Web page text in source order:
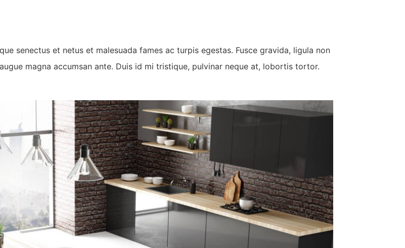
senectus et netus et malesuada fames ac turpis egestas. Fusce gravida, ligula non
magna accumsan ante. Duis id mi tristique, pulvinar neque at, lobortis tortor.